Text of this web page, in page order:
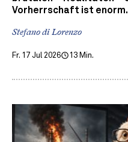
Vorherrschaft ist enorm.
Stefano di Lorenzo
Fr. 17 Jul 2026 13 Min.